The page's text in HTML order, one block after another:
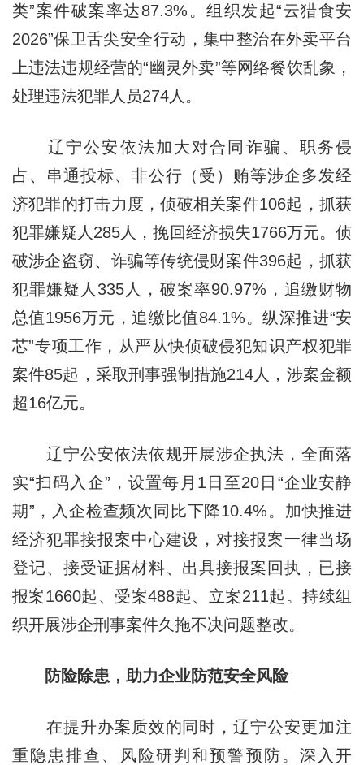
类”案件破案率达87.3%。组织发起“云猎食安
2026”保卫舌尖安全行动，集中整治在外卖平台
上违法违规经营的“幽灵外卖”等网络餐饮乱象，
处理违法犯罪人员274人。
辽宁公安依法加大对合同诈骗、职务侵
占、串通投标、非公行（受）贿等涉企多发经
济犯罪的打击力度，侦破相关案件106起，抓获
犯罪嫌疑人285人，挽回经济损失1766万元。侦
破涉企盗窃、诈骗等传统侵财案件396起，抓获
犯罪嫌疑人335人，破案率90.97%，追缴财物
总值1956万元，追缴比值84.1%。纵深推进“安
芯”专项工作，从严从快侦破侵犯知识产权犯罪
案件85起，采取刑事强制措施214人，涉案金额
超16亿元。
辽宁公安依法依规开展涉企执法，全面落
实“扫码入企”，设置每月1日至20日“企业安静
期”，入企检查频次同比下降10.4%。加快推进
经济犯罪接报案中心建设，对接报案一律当场
登记、接受证据材料、出具接报案回执，已接
报案1660起、受案488起、立案211起。持续组
织开展涉企刑事案件久拖不决问题整改。
防险除患，助力企业防范安全风险
在提升办案质效的同时，辽宁公安更加注
重隐患排查、风险研判和预警预防。深入开